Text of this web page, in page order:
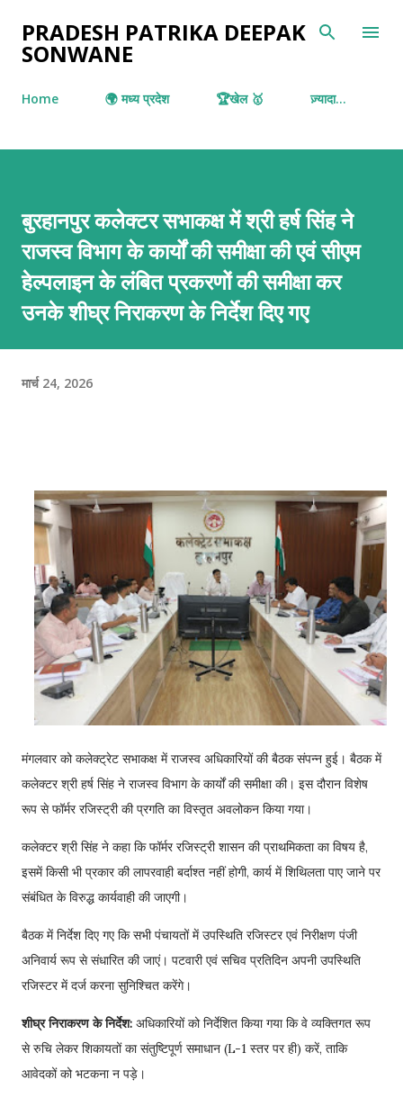
सीधे मुख्य सामग्री पर जाएं
PRADESH PATRIKA DEEPAK
SONWANE
Home 🌍 मध्य प्रदेश 🏆खेल 🥇 ज़्यादा…
बुरहानपुर कलेक्टर सभाकक्ष में श्री हर्ष सिंह ने
राजस्व विभाग के कार्यों की समीक्षा की एवं सीएम
हेल्पलाइन के लंबित प्रकरणों की समीक्षा कर
उनके शीघ्र निराकरण के निर्देश दिए गए
मार्च 24, 2026
मंगलवार को कलेक्ट्रेट सभाकक्ष में राजस्व अधिकारियों की बैठक संपन्न हुई। बैठक में
कलेक्टर श्री हर्ष सिंह ने राजस्व विभाग के कार्यों की समीक्षा की। इस दौरान विशेष
रूप से फॉर्मर रजिस्ट्री की प्रगति का विस्तृत अवलोकन किया गया।
कलेक्टर श्री सिंह ने कहा कि फॉर्मर रजिस्ट्री शासन की प्राथमिकता का विषय है,
इसमें किसी भी प्रकार की लापरवाही बर्दाश्त नहीं होगी, कार्य में शिथिलता पाए जाने पर
संबंधित के विरुद्ध कार्यवाही की जाएगी।
बैठक में निर्देश दिए गए कि सभी पंचायतों में उपस्थिति रजिस्टर एवं निरीक्षण पंजी
अनिवार्य रूप से संधारित की जाएं। पटवारी एवं सचिव प्रतिदिन अपनी उपस्थिति
रजिस्टर में दर्ज करना सुनिश्चित करेंगे।
शीघ्र निराकरण के निर्देश: अधिकारियों को निर्देशित किया गया कि वे व्यक्तिगत रूप
से रुचि लेकर शिकायतों का संतुष्टिपूर्ण समाधान (L-1 स्तर पर ही) करें, ताकि
आवेदकों को भटकना न पड़े।